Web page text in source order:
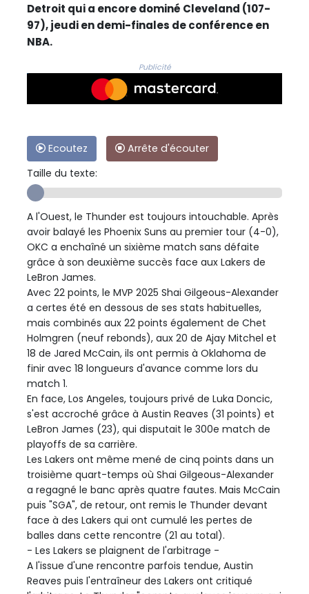
Detroit qui a encore dominé Cleveland (107-
97), jeudi en demi-finales de conférence en
NBA.
Publicité
Ecoutez
Arrête d'écouter
Taille du texte:
A l'Ouest, le Thunder est toujours intouchable. Après
avoir balayé les Phoenix Suns au premier tour (4-0),
OKC a enchaîné un sixième match sans défaite
grâce à son deuxième succès face aux Lakers de
LeBron James.
Avec 22 points, le MVP 2025 Shai Gilgeous-Alexander
a certes été en dessous de ses stats habituelles,
mais combinés aux 22 points également de Chet
Holmgren (neuf rebonds), aux 20 de Ajay Mitchel et
18 de Jared McCain, ils ont permis à Oklahoma de
finir avec 18 longueurs d'avance comme lors du
match 1.
En face, Los Angeles, toujours privé de Luka Doncic,
s'est accroché grâce à Austin Reaves (31 points) et
LeBron James (23), qui disputait le 300e match de
playoffs de sa carrière.
Les Lakers ont même mené de cinq points dans un
troisième quart-temps où Shai Gilgeous-Alexander
a regagné le banc après quatre fautes. Mais McCain
puis "SGA", de retour, ont remis le Thunder devant
face à des Lakers qui ont cumulé les pertes de
balles dans cette rencontre (21 au total).
- Les Lakers se plaignent de l'arbitrage -
A l'issue d'une rencontre parfois tendue, Austin
Reaves puis l'entraîneur des Lakers ont critiqué